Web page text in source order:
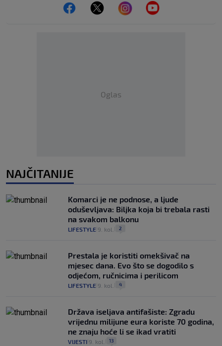
Oglas
NAJČITANIJE
Komarci je ne podnose, a ljude
oduševljava: Biljka koja bi trebala rasti
na svakom balkonu
LIFESTYLE 9. kol. 2
Prestala je koristiti omekšivač na
mjesec dana. Evo što se dogodilo s
odjećom, ručnicima i perilicom
LIFESTYLE 9. kol. 4
Država iseljava antifašiste: Zgradu
vrijednu milijune eura koriste 70 godina,
ne znaju hoće li se ikad vratiti
VIJESTI 9. kol. 13